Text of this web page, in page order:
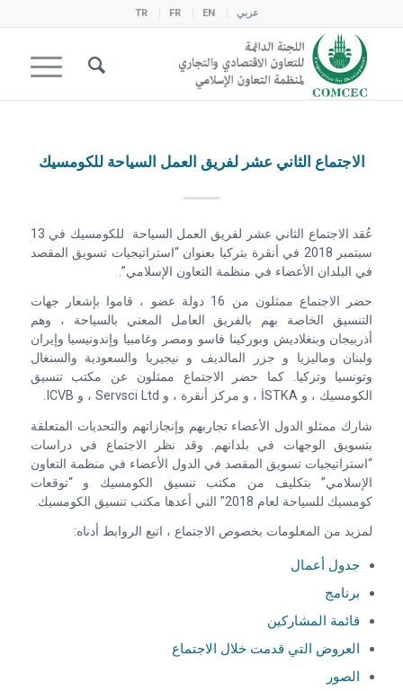
عربي EN
FR
TR
الاجتماع الثاني عشر لفريق العمل السياحة للكومسيك
عُقد الاجتماع الثاني عشر لفريق العمل السياحة للكومسيك في 13
سبتمبر 2018 في أنقرة بتركيا بعنوان “استراتيجيات تسويق المقصد
في البلدان الأعضاء في منظمة التعاون الإسلامي”.
حضر الاجتماع ممثلون من 16 دولة عضو ، قاموا بإشعار جهات
التنسيق الخاصة بهم بالفريق العامل المعني بالسياحة ، وهم
أذربيجان وبنغلاديش وبوركينا فاسو ومصر وغامبيا وإندونيسيا وإيران
ولبنان وماليزيا و جزر المالديف و نيجيريا والسعودية والسنغال
وتونسيا وتركيا. كما حضر الاجتماع ممثلون عن مكتب تنسيق
الكومسيك ، و İSTKA ، و مركز أنقرة ، و Servsci Ltd ، و ICVB.
شارك ممثلو الدول الأعضاء تجاربهم وإنجازاتهم والتحديات المتعلقة
بتسويق الوجهات في بلدانهم. وقد نظر الاجتماع في دراسات
“استراتيجيات تسويق المقصد في الدول الأعضاء في منظمة التعاون
الإسلامي” بتكليف من مكتب تنسيق الكومسيك و “توقعات
كومسيك للسياحة لعام 2018” التي أعدها مكتب تنسيق الكومسيك.
لمزيد من المعلومات بخصوص الاجتماع ، اتبع الروابط أدناه:
جدول أعمال
برنامج
قائمة المشاركين
العروض التي قدمت خلال الاجتماع
الصور